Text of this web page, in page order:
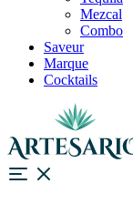
Mezcal
Combo
Saveur
Marque
Cocktails